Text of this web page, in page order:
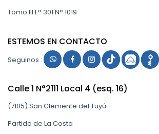
Tomo III F° 301 N° 1019
ESTEMOS EN CONTACTO
Seguinos :
Calle 1 N°2111 Local 4 (esq. 16)
(7105) San Clemente del Tuyú
Partido de La Costa